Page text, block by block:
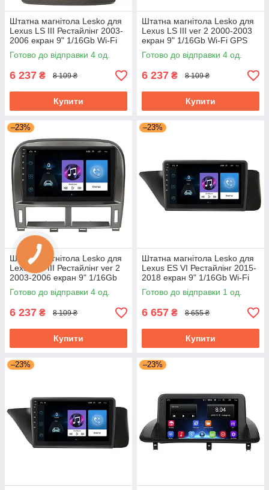
Штатна магнітола Lesko для
Lexus LS III Рестайлінг 2003-
2006 екран 9" 1/16Gb Wi-Fi
GPS Base
Готово до відправки 4 од.
6 237 ₴ 8 109 ₴
Купити
Штатна магнітола Lesko для
Lexus LS III ver 2 2000-2003
екран 9" 1/16Gb Wi-Fi GPS
Base
Готово до відправки 4 од.
6 237 ₴ 8 109 ₴
Купити
–23%
Штатна магнітола Lesko для
Lexus LS III Рестайлінг ver 2
2003-2006 екран 9" 1/16Gb
Wi-Fi GPS Base
Готово до відправки 4 од.
6 237 ₴ 8 109 ₴
Купити
–23%
Штатна магнітола Lesko для
Lexus ES VI Рестайлінг 2015-
2018 екран 9" 1/16Gb Wi-Fi
GPS Base
Готово до відправки 1 од.
6 657 ₴ 8 655 ₴
Купити
–23% –23%